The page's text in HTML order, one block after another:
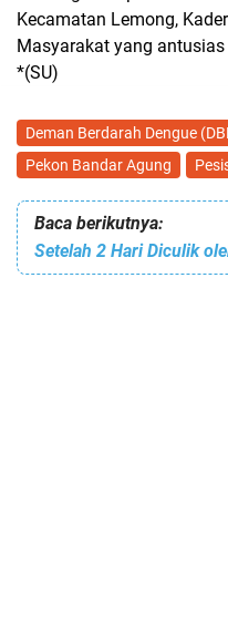
Kecamatan Lemong,
Masyarakat yang
*(SU)
Deman Berdarah Dengue
Pekon Bandar Agung
Baca berikutnya: